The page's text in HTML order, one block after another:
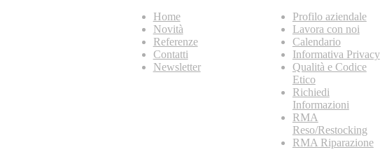
Home
Novità
Referenze
Contatti
Newsletter
Profilo aziendale
Lavora con noi
Calendario
Informativa Privacy
Qualità e Codice
Etico
Richiedi
Informazioni
RMA
Reso/Restocking
RMA Riparazione